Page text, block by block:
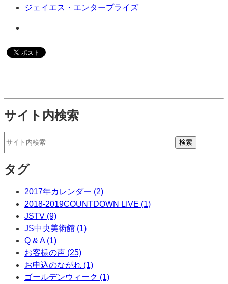
ジェイエス・エンタープライズ
サイト内検索
タグ
2017年カレンダー (2)
2018-2019COUNTDOWN LIVE (1)
JSTV (9)
JS中央美術館 (1)
Q & A (1)
お客様の声 (25)
お申込のながれ (1)
ゴールデンウィーク (1)